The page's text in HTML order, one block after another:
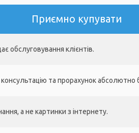
Приємно купувати
обслуговування клієнтів.
та прорахунок абсолютно
а не картинки з інтернету.